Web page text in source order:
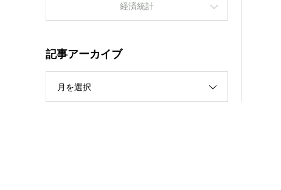
経済統計
記事アーカイブ
月を選択